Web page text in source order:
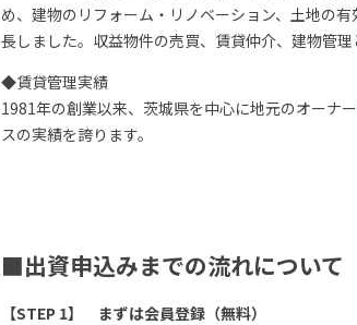
め、建物のリフォーム・リノベーション、土地の
長しました。収益物件の売買、賃貸仲介、建物管
◆賃貸管理実績
1981年の創業以来、茨城県を中心に地元のオーナ
スの実績を誇ります。
■出資申込みまでの流れについて
【STEP 1】 まずは会員登録（無料）